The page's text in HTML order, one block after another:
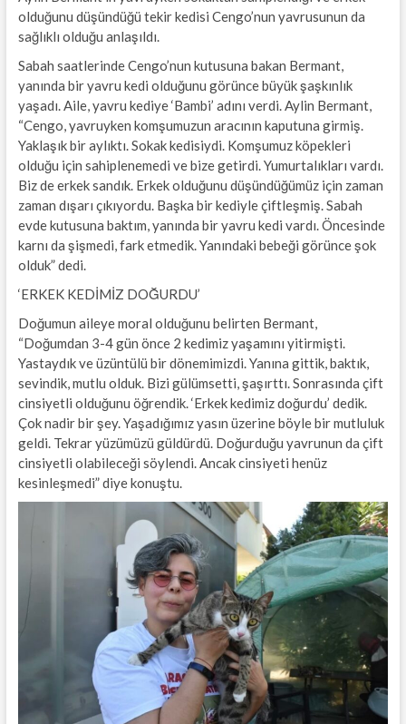
olduğunu düşündüğü tekir kedisi Cengo’nun yavrusunun da
sağlıklı olduğu anlaşıldı.
Sabah saatlerinde Cengo’nun kutusuna bakan Bermant,
yanında bir yavru kedi olduğunu görünce büyük şaşkınlık
yaşadı. Aile, yavru kediye ‘Bambi’ adını verdi. Aylin Bermant,
“Cengo, yavruyken komşumuzun aracının kaputuna girmiş.
Yaklaşık bir aylıktı. Sokak kedisiydi. Komşumuz köpekleri
olduğu için sahiplenemedi ve bize getirdi. Yumurtalıkları vardı.
Biz de erkek sandık. Erkek olduğunu düşündüğümüz için zaman
zaman dışarı çıkıyordu. Başka bir kediyle çiftleşmiş. Sabah
evde kutusuna baktım, yanında bir yavru kedi vardı. Öncesinde
karnı da şişmedi, fark etmedik. Yanındaki bebeği görünce şok
olduk” dedi.
‘ERKEK KEDİMİZ DOĞURDU’
Doğumun aileye moral olduğunu belirten Bermant,
“Doğumdan 3-4 gün önce 2 kedimiz yaşamını yitirmişti.
Yastaydık ve üzüntülü bir dönemimizdi. Yanına gittik, baktık,
sevindik, mutlu olduk. Bizi gülümsetti, şaşırttı. Sonrasında çift
cinsiyetli olduğunu öğrendik. ‘Erkek kedimiz doğurdu’ dedik.
Çok nadir bir şey. Yaşadığımız yasın üzerine böyle bir mutluluk
geldi. Tekrar yüzümüzü güldürdü. Doğurduğu yavrunun da çift
cinsiyetli olabileceği söylendi. Ancak cinsiyeti henüz
kesinleşmedi” diye konuştu.